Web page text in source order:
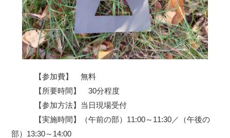
【参加費】 無料
【所要時間】 30分程度
【参加方法】当日現場受付
【実施時間】（午前の部）11:00～11:30／（午後の
部）13:30～14:00